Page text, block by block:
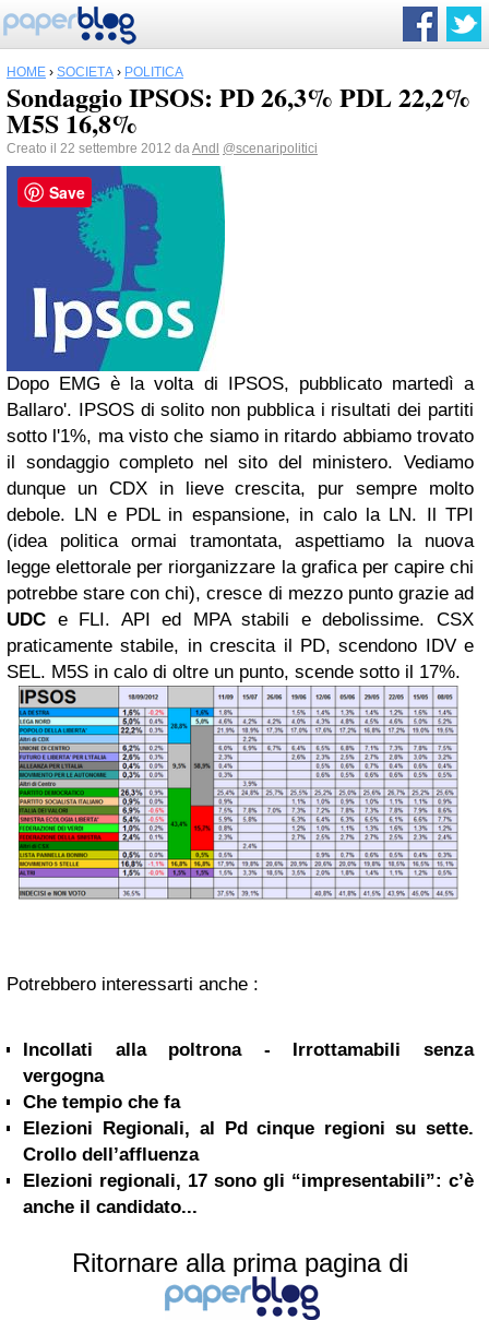
HOME › SOCIETÀ › POLITICA
Sondaggio IPSOS: PD 26,3% PDL 22,2%
M5S 16,8%
Creato il 22 settembre 2012 daAndl @scenaripolitici
Dopo EMG è la volta di IPSOS, pubblicato martedì a
Ballaro'. IPSOS di solito non pubblica i risultati dei partiti
sotto l'1%, ma visto che siamo in ritardo abbiamo trovato
il sondaggio completo nel sito del ministero. Vediamo
dunque un CDX in lieve crescita, pur sempre molto
debole. LN e PDL in espansione, in calo la LN. Il TPI
(idea politica ormai tramontata, aspettiamo la nuova
legge elettorale per riorganizzare la grafica per capire chi
potrebbe stare con chi), cresce di mezzo punto grazie ad
UDC e FLI. API ed MPA stabili e debolissime.
CSX
praticamente stabile, in crescita il PD, scendono IDV e
SEL. M5S in calo di oltre un punto, scende sotto il 17%.
Potrebbero interessarti anche :
Incollati alla poltrona - Irrottamabili senza
vergogna
Che tempio che fa
Elezioni Regionali, al Pd cinque regioni su sette.
Crollo dell’affluenza
Elezioni regionali, 17 sono gli “impresentabili”: c’è
anche il candidato...
Ritornare alla prima pagina di
Save